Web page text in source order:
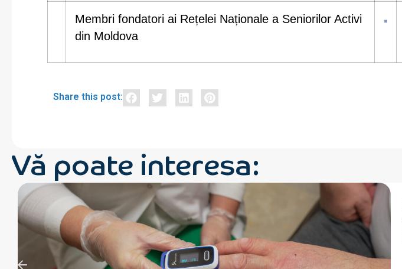
Membri fondatori ai Rețelei Naționale a Seniorilor Activi
din Moldova
Share this post:
Vă poate interesa: